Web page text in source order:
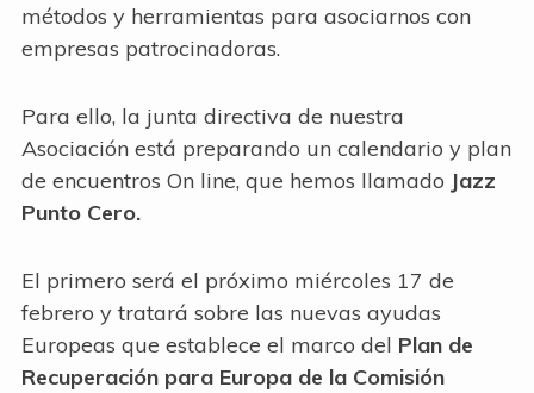
métodos y herramientas para asociarnos con
empresas patrocinadoras.
Para ello, la junta directiva de nuestra
Asociación está preparando un calendario y plan
de encuentros On line, que hemos llamado Jazz
Punto Cero.
El primero será el próximo miércoles 17 de
febrero y tratará sobre las nuevas ayudas
Europeas que establece el marco del Plan de
Recuperación para Europa de la Comisión